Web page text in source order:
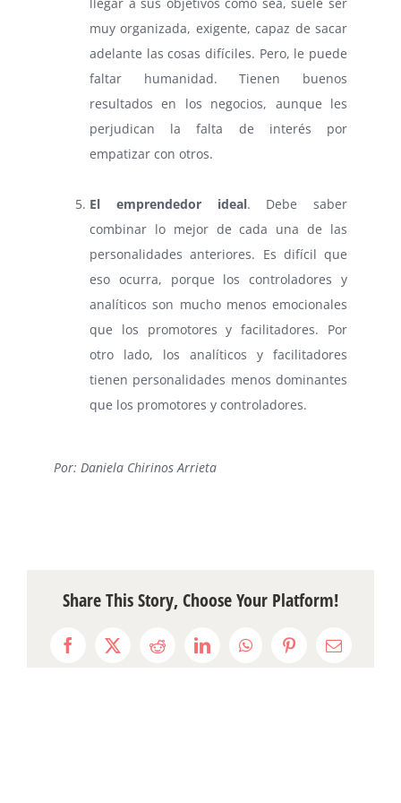
llegar a sus objetivos como sea, suele ser
muy organizada, exigente, capaz de sacar
adelante las cosas difíciles. Pero, le puede
faltar humanidad. Tienen buenos
resultados en los negocios, aunque les
perjudican la falta de interés por
empatizar con otros.
El emprendedor ideal. Debe saber
combinar lo mejor de cada una de las
personalidades anteriores. Es difícil que
eso ocurra, porque los controladores y
analíticos son mucho menos emocionales
que los promotores y facilitadores. Por
otro lado, los analíticos y facilitadores
tienen personalidades menos dominantes
que los promotores y controladores.
Por: Daniela Chirinos Arrieta
Share This Story, Choose Your Platform!
Facebook
X RedditLinkedInWhatsAppPinterestEmail